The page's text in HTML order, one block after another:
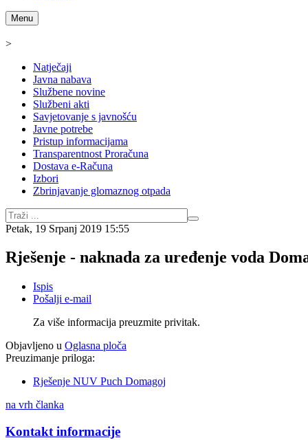
Menu
>
Natječaji
Javna nabava
Službene novine
Službeni akti
Savjetovanje s javnošću
Javne potrebe
Pristup informacijama
Transparentnost Proračuna
Dostava e-Računa
Izbori
Zbrinjavanje glomaznog otpada
Petak, 19 Srpanj 2019 15:55
Rješenje - naknada za uređenje voda
Ispis
Pošalji e-mail
Za više informacija preuzmite privitak.
Objavljeno u Oglasna ploča
Preuzimanje priloga:
Rješenje NUV Puch Domagoj
na vrh članka
Kontakt informacije